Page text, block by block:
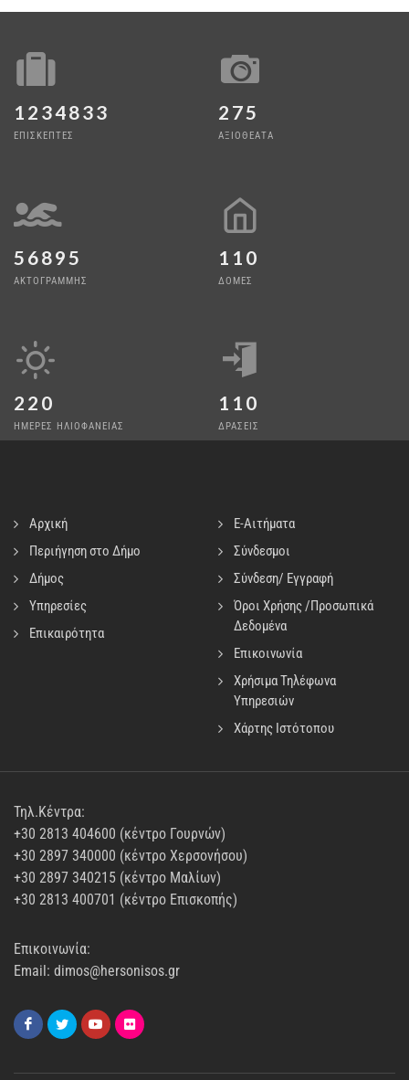
1234833
ΕΠΙΣΚΕΠΤΕΣ
275
ΑΞΙΟΘΕΑΤΑ
56895
ΑΚΤΟΓΡΑΜΜΗΣ
110
ΔΟΜΕΣ
220
ΗΜΕΡΕΣ ΗΛΙΟΦΑΝΕΙΑΣ
110
ΔΡΑΣΕΙΣ
Αρχική
Περιήγηση στο Δήμο
Δήμος
Υπηρεσίες
Επικαιρότητα
E-Αιτήματα
Σύνδεσμοι
Σύνδεση/ Εγγραφή
Όροι Χρήσης /Προσωπικά
Δεδομένα
Επικοινωνία
Χρήσιμα Τηλέφωνα
Υπηρεσιών
Χάρτης Ιστότοπου
Τηλ.Κέντρα:
+30 2813 404600 (κέντρο Γουρνών)
+30 2897 340000 (κέντρο Χερσονήσου)
+30 2897 340215 (κέντρο Μαλίων)
+30 2813 400701 (κέντρο Επισκοπής)
Επικοινωνία:
Email: dimos@hersonisos.gr